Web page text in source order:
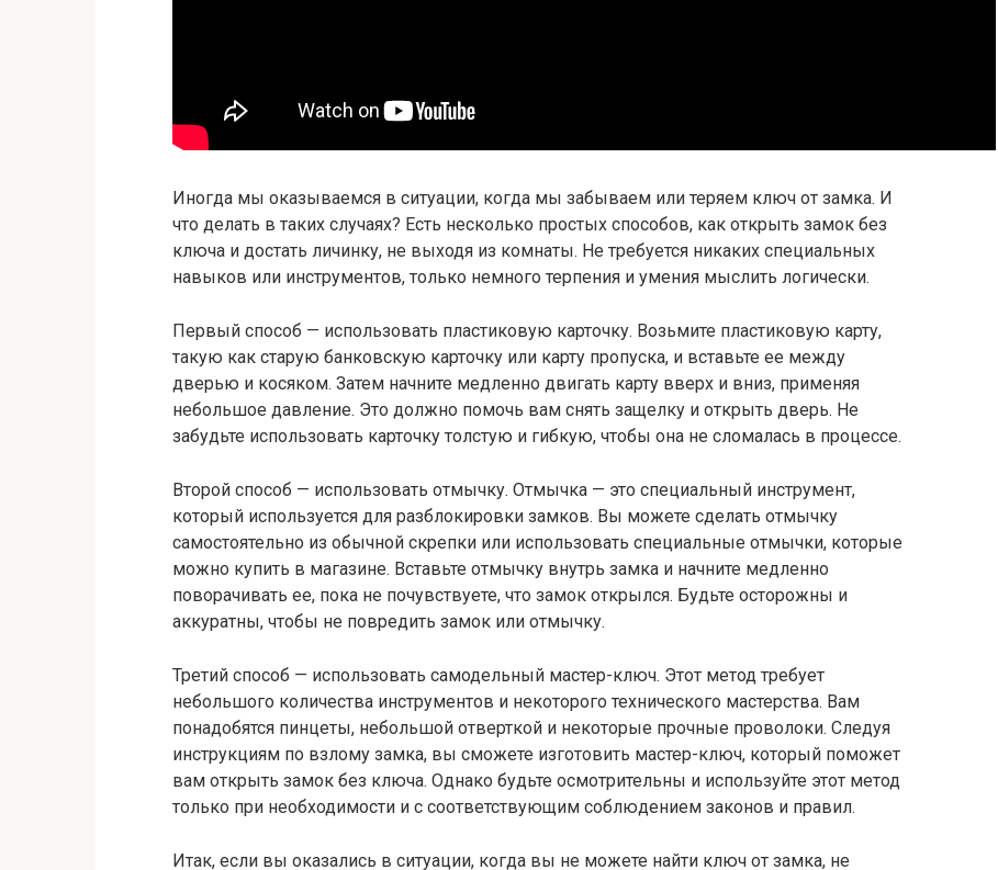
Иногда мы оказываемся в ситуации, когда мы забываем или теряем ключ от замка. И
что делать в таких случаях? Есть несколько простых способов, как открыть замок без
ключа и достать личинку, не выходя из комнаты. Не требуется никаких специальных
навыков или инструментов, только немного терпения и умения мыслить логически.
Первый способ — использовать пластиковую карточку. Возьмите пластиковую карту,
такую как старую банковскую карточку или карту пропуска, и вставьте ее между
дверью и косяком. Затем начните медленно двигать карту вверх и вниз, применяя
небольшое давление. Это должно помочь вам снять защелку и открыть дверь. Не
забудьте использовать карточку толстую и гибкую, чтобы она не сломалась в процессе.
Второй способ — использовать отмычку. Отмычка — это специальный инструмент,
который используется для разблокировки замков. Вы можете сделать отмычку
самостоятельно из обычной скрепки или использовать специальные отмычки, которые
можно купить в магазине. Вставьте отмычку внутрь замка и начните медленно
поворачивать ее, пока не почувствуете, что замок открылся. Будьте осторожны и
аккуратны, чтобы не повредить замок или отмычку.
Третий способ — использовать самодельный мастер-ключ. Этот метод требует
небольшого количества инструментов и некоторого технического мастерства. Вам
понадобятся пинцеты, небольшой отверткой и некоторые прочные проволоки. Следуя
инструкциям по взлому замка, вы сможете изготовить мастер-ключ, который поможет
вам открыть замок без ключа. Однако будьте осмотрительны и используйте этот метод
только при необходимости и с соответствующим соблюдением законов и правил.
Итак, если вы оказались в ситуации, когда вы не можете найти ключ от замка, не